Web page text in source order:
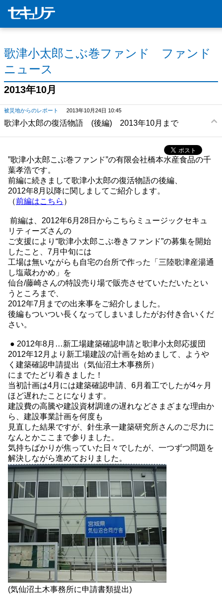
歌津小太郎こぶ巻ファンド ファンド
ニュース
2013年10月
被災地からのレポート 2013年10月24日 10:45
歌津小太郎の復活物語 (後編) 2013年10月まで
”歌津小太郎こぶ巻ファンド”の有限会社橋本水産食品の千
葉孝浩です。
前編に続きまして歌津小太郎の復活物語の後編、
2012年8月以降に関しましてご紹介します。
（前編はこちら ）
前編は、2012年6月28日からこちらミュージックセキュ
リティーズさんの
ご支援により“歌津小太郎こぶ巻きファンド”の募集を開始
したこと、7月中旬には
工場は無いながらも自宅の台所で作った「三陸歌津産湯通
し塩蔵わかめ」を
仙台/藤崎さんの特設売り場で販売させていただいたとい
うところまで、
2012年7月までの出来事をご紹介しました。
後編もついつい長くなってしまいましたがお付き合いくだ
さい。
● 2012年8月…新工場建築確認申請と歌津小太郎応援団
2012年12月より新工場建設の計画を始めまして、ようや
く建築確認申請提出（気仙沼土木事務所）
にまでたどり着きました！
当初計画は4月には建築確認申請、6月着工でしたが4ヶ月
ほど遅れたことになります。
建設費の高騰や建設資材調達の遅れなどさまざまな理由か
ら、建設事業計画を何度も
見直した結果ですが、針生承一建築研究所さんのご尽力に
なんとかここまで参りました。
気持ちばかりが焦っていた日々でしたが、一つずつ問題を
解決しながら進めておりました。
(気仙沼土木事務所に申請書類提出)